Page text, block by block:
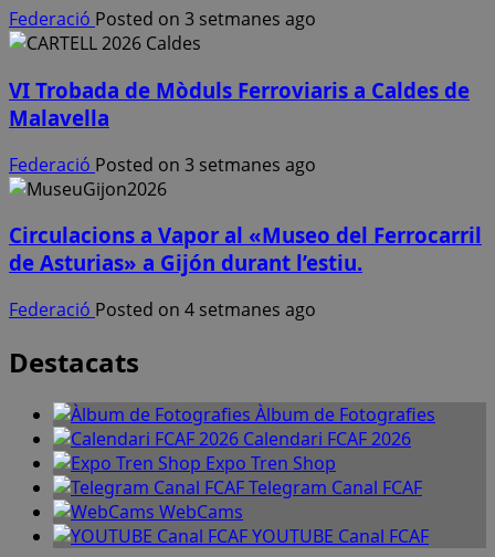
Federació Posted on 3 setmanes ago
VI Trobada de Mòduls Ferroviaris a Caldes de
Malavella
Federació Posted on 3 setmanes ago
Circulacions a Vapor al «Museo del Ferrocarril
de Asturias» a Gijón durant l’estiu.
Federació Posted on 4 setmanes ago
Destacats
Àlbum de Fotografies
Calendari FCAF 2026
Expo Tren Shop
Telegram Canal FCAF
WebCams
YOUTUBE Canal FCAF